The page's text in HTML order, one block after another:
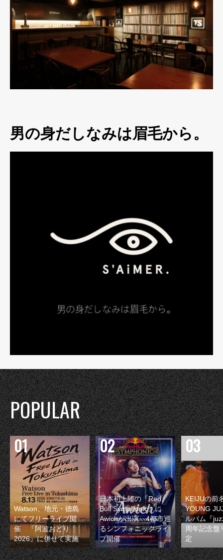
男の身だしなみは眉毛から。
POPULAR
Watson、地元・徳島
にてフリーライブ開
催 『阿波おどり
2026』に併せて実施
日本初上陸の『Red
Bull Symphonic』に
Awichが出演 4都市巡
るシンフォニックライ
ブ開催
KEIJUの前
YOUNG
ルバム『
周年記念盤
定